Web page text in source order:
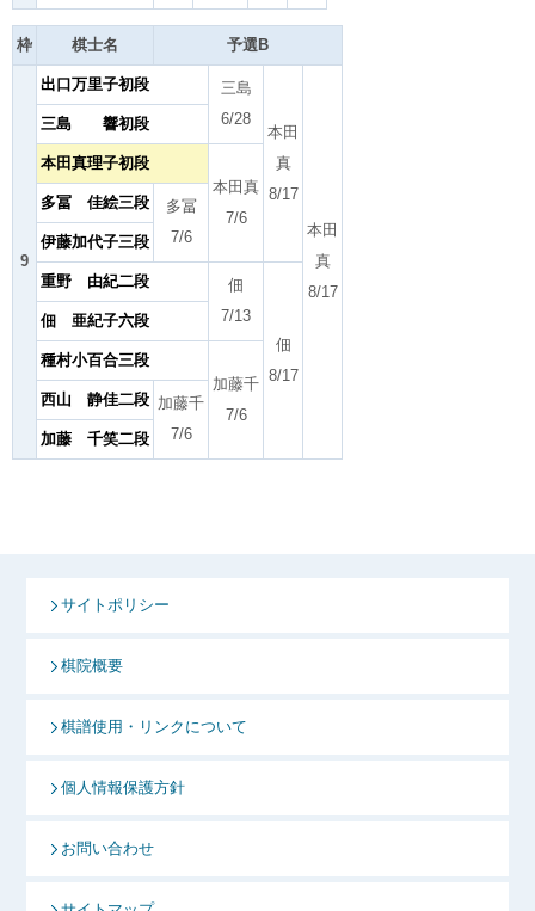
枠 棋士名 予選B
9
出口万里子初段
三島
6/28
本田
真
8/17
本田
真
8/17
三島 響初段
本田真理子初段
本田真
7/6
多冨 佳絵三段
多冨
7/6
伊藤加代子三段
重野 由紀二段
佃
7/13
佃
8/17
佃 亜紀子六段
種村小百合三段
加藤千
7/6
西山 静佳二段 加藤千
7/6
加藤 千笑二段
サイトポリシー
棋院概要
棋譜使用・リンクについて
個人情報保護方針
お問い合わせ